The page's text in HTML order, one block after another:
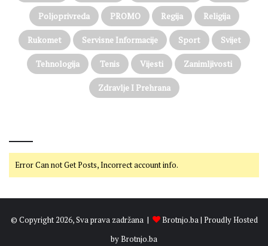
Poljoprivreda PROMO Regija Religija
Rukomet Servisne Informacije Sport Svijet
Tehnologija Tenis Vijesti Zanimljivosti
Zdravlje I Prehrana
Error Can not Get Posts, Incorrect account info.
© Copyright 2026, Sva prava zadržana | Brotnjo.ba| Proudly Hosted
byBrotnjo.ba